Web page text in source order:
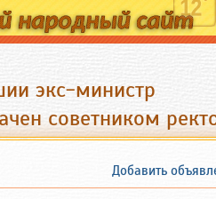
экс-министр
советником
Добавить